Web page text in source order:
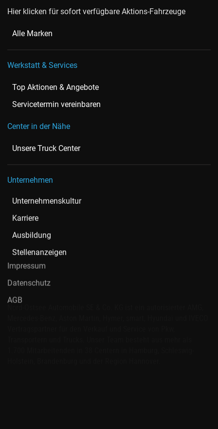
Hier klicken für sofort verfügbare Aktions-Fahrzeuge
Alle Marken
Werkstatt & Services
Top Aktionen & Angebote
Servicetermin vereinbaren
Center in der Nähe
Unsere Truck Center
Unternehmen
Unternehmenskultur
Karriere
Ausbildung
Stellenanzeigen